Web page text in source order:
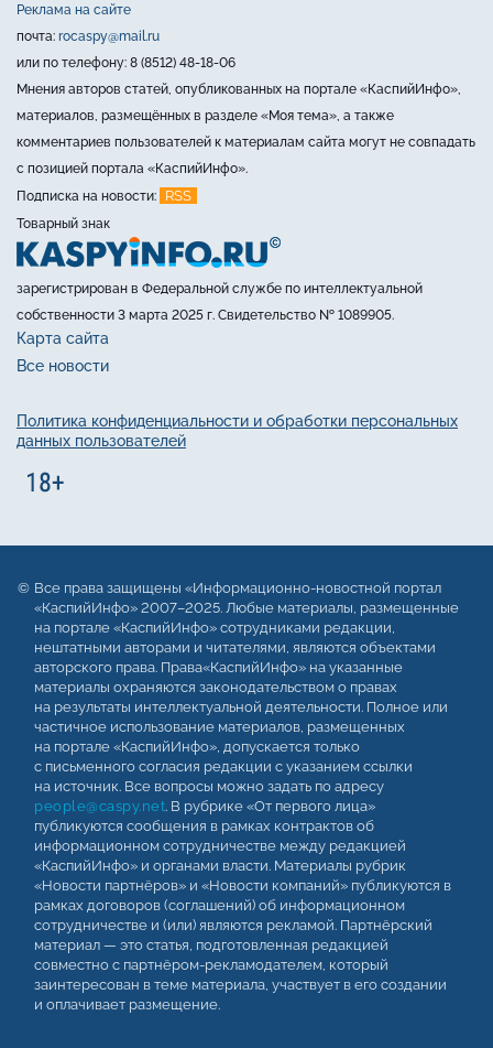
Реклама на сайте
почта: rocaspy@mail.ru
или по телефону: 8 (8512) 48-18-06
Мнения авторов статей, опубликованных на портале «КаспийИнфо»,
материалов, размещённых в разделе «Моя тема», а также
комментариев пользователей к материалам сайта могут не совпадать
с позицией портала «КаспийИнфо».
Подписка на новости:
RSS
Товарный знак
зарегистрирован в Федеральной службе по интеллектуальной
собственности 3 марта 2025 г. Свидетельство № 1089905.
Карта сайта
Все новости
Политика конфиденциальности и обработки персональных
данных пользователей
Все права защищены «Информационно-новостной портал
«КаспийИнфо» 2007–2025. Любые материалы, размещенные
на портале «КаспийИнфо» сотрудниками редакции,
нештатными авторами и читателями, являются объектами
авторского права. Права«КаспийИнфо» на указанные
материалы охраняются законодательством о правах
на результаты интеллектуальной деятельности. Полное или
частичное использование материалов, размещенных
на портале «КаспийИнфо», допускается только
с письменного согласия редакции с указанием ссылки
на источник. Все вопросы можно задать по адресу
people@caspy.net. В рубрике «От первого лица»
публикуются сообщения в рамках контрактов об
информационном сотрудничестве между редакцией
«КаспийИнфо» и органами власти. Материалы рубрик
«Новости партнёров» и «Новости компаний» публикуются в
рамках договоров (соглашений) об информационном
сотрудничестве и (или) являются рекламой. Партнёрский
материал — это статья, подготовленная редакцией
совместно с партнёром-рекламодателем, который
заинтересован в теме материала, участвует в его создании
и оплачивает размещение.